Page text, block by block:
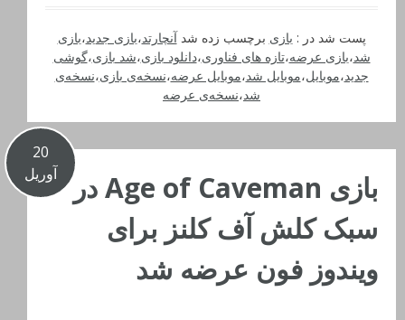
پست شد در : بازی برچسب زده شدآنچارتد،بازی جدید،بازی
شد،بازی عرضه،تازه های فناوری،دانلود بازی،شد بازی،گوشی
جدید،موبایل،موبایل شد،موبایل عرضه،نسخه‌ی بازی،نسخه‌ی
شد،نسخه‌ی عرضه
20
آوریل
بازی Age of Caveman در
سبک کلش آف کلنز برای
ویندوز فون عرضه شد